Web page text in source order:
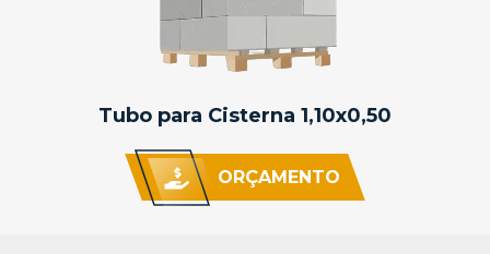
Tubo para Cisterna 1,10x0,50
ORÇAMENTO